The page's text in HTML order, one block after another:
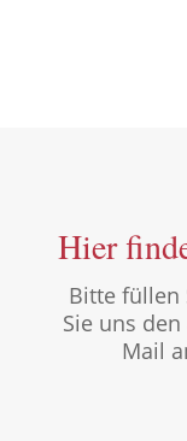
Hier
Bitte füllen
Sie uns
Mail